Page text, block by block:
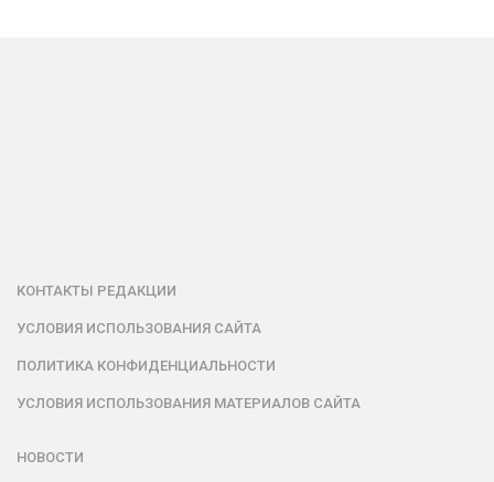
КОНТАКТЫ РЕДАКЦИИ
УСЛОВИЯ ИСПОЛЬЗОВАНИЯ САЙТА
ПОЛИТИКА КОНФИДЕНЦИАЛЬНОСТИ
УСЛОВИЯ ИСПОЛЬЗОВАНИЯ МАТЕРИАЛОВ САЙТА
НОВОСТИ